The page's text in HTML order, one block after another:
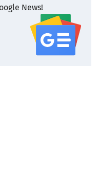
News!
serwisu